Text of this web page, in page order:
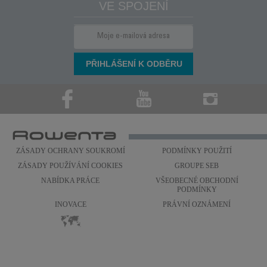
VE SPOJENÍ
ZÁSADY OCHRANY SOUKROMÍ
PODMÍNKY POUŽITÍ
ZÁSADY POUŽÍVÁNÍ COOKIES
GROUPE SEB
NABÍDKA PRÁCE
VŠEOBECNÉ OBCHODNÍ
PODMÍNKY
INOVACE
PRÁVNÍ OZNÁMENÍ